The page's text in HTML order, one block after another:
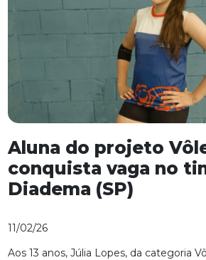
Aluna do projeto
conquista vaga no
Diadema (SP)
11/02/26
Aos 13 anos, Júlia Lopes, da categoria